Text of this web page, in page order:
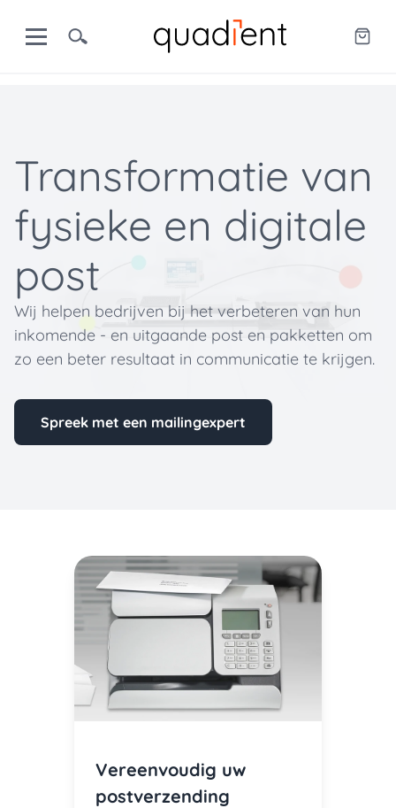
Transformatie van
fysieke en digitale
post
Wij helpen bedrijven bij het verbeteren van hun
inkomende - en uitgaande post en pakketten om
zo een beter resultaat in communicatie te krijgen.
Spreek met een mailingexpert
Vereenvoudig uw
postverzending